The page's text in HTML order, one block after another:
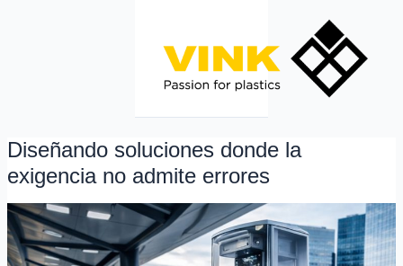
Diseñando soluciones donde la
exigencia no admite errores
Diseñando
soluciones
donde
la
exigencia
no